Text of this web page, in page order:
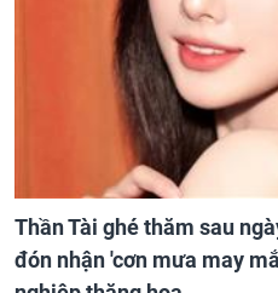
Thần Tài ghé thăm sau
đón nhận 'cơn mưa may